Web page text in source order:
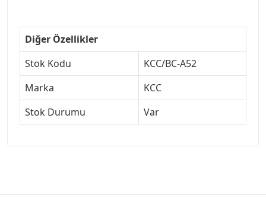
Diğer Özellikler
Stok Kodu
KCC/BC-A52
Marka
KCC
Stok Durumu
Var